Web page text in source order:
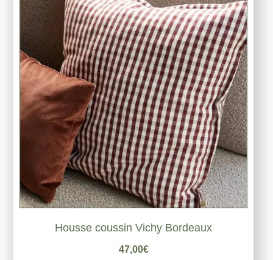
Housse coussin Vichy Bordeaux
47,00€